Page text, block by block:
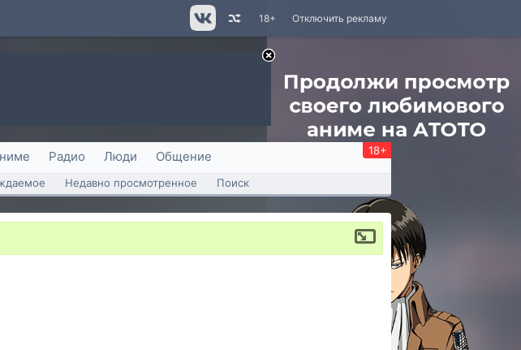
Отключить рекламу
18+
Радио Люди Общение 18+
Недавно просмотренное Поиск